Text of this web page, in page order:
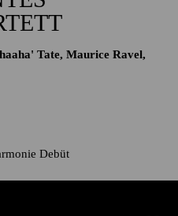
Tate, Maurice Ravel,
Debüt